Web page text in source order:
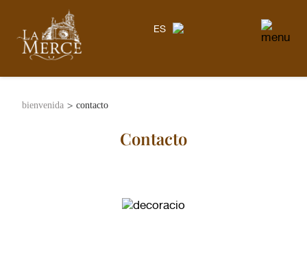
ES
bienvenida > contacto
Contacto